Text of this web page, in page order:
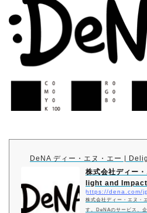
DeNA ディー・エヌ・エー |
株式会社ディー
light and
https://dena.com/
株式会社ディー・エヌ・
す。DeNAのサービス、